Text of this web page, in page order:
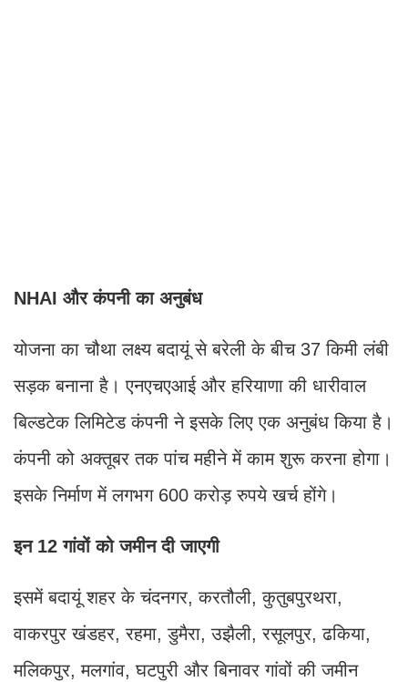
NHAI और कंपनी का अनुबंध
योजना का चौथा लक्ष्य बदायूं से बरेली के बीच 37 किमी लंबी
सड़क बनाना है। एनएचएआई और हरियाणा की धारीवाल
बिल्डटेक लिमिटेड कंपनी ने इसके लिए एक अनुबंध किया है।
कंपनी को अक्तूबर तक पांच महीने में काम शुरू करना होगा।
इसके निर्माण में लगभग 600 करोड़ रुपये खर्च होंगे।
इन 12 गांवों को जमीन दी जाएगी
इसमें बदायूं शहर के चंदनगर, करतौली, कुतुबपुरथरा,
वाकरपुर खंडहर, रहमा, डुमैरा, उझैली, रसूलपुर, ढकिया,
मलिकपुर, मलगांव, घटपुरी और बिनावर गांवों की जमीन